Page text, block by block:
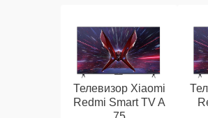
Телевизор Xiaomi
Redmi Smart TV A